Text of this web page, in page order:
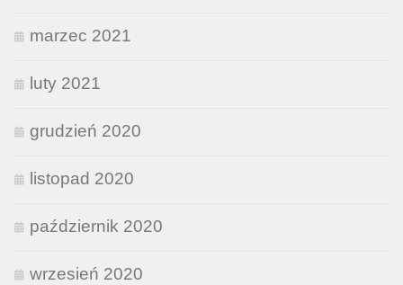
marzec 2021
luty 2021
grudzień 2020
listopad 2020
październik 2020
wrzesień 2020